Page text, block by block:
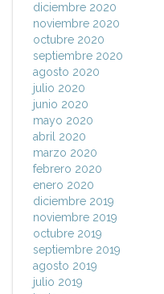
diciembre 2020
noviembre 2020
octubre 2020
septiembre 2020
agosto 2020
julio 2020
junio 2020
mayo 2020
abril 2020
marzo 2020
febrero 2020
enero 2020
diciembre 2019
noviembre 2019
octubre 2019
septiembre 2019
agosto 2019
julio 2019